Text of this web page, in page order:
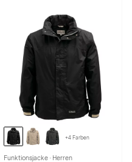
+4 Farben
Funktionsjacke · Herren